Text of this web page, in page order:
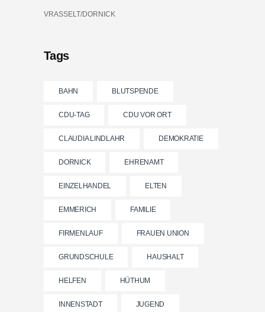
VRASSELT/DORNICK
Tags
BAHN BLUTSPENDE
CDU-TAG CDU VOR ORT
CLAUDIA LINDLAHR DEMOKRATIE
DORNICK EHRENAMT
EINZELHANDEL ELTEN
EMMERICH FAMILIE
FIRMENLAUF FRAUEN UNION
GRUNDSCHULE HAUSHALT
HELFEN HÜTHUM
INNENSTADT JUGEND